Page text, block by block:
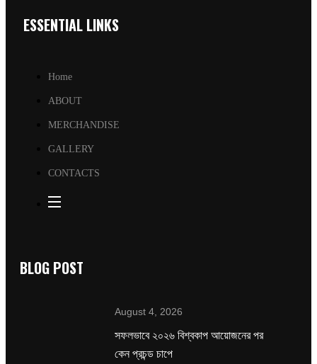
ESSENTIAL LINKS
Home
ABOUT
MERCHANDISE
GALLERY
CONTACTS
BLOG POST
August 4, 2026
সফলভাবে ২০২৬ বিশ্বকাপ আয়োজনের পর
কেন প্রচন্ড চাপে